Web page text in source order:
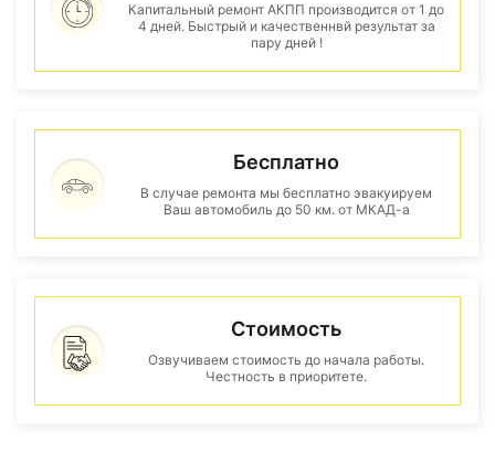
Капитальный ремонт АКПП производится от 1 до
4 дней. Быстрый и качественнвй результат за
пару дней !
Бесплатно
В случае ремонта мы бесплатно эвакуируем
Ваш автомобиль до 50 км. от МКАД-а
Стоимость
Озвучиваем стоимость до начала работы.
Честность в приоритете.